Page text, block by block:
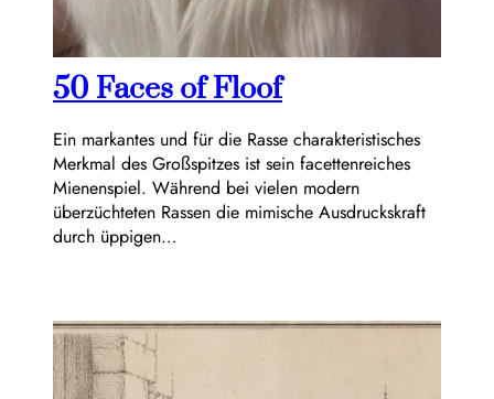
50 Faces of Floof
Ein markantes und für die Rasse charakteristisches
Merkmal des Großspitzes ist sein facettenreiches
Mienenspiel. Während bei vielen modern
überzüchteten Rassen die mimische Ausdruckskraft
durch üppigen…